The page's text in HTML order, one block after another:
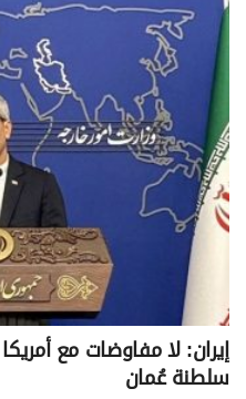
إيران: لا مفاوضات مع
سلطنة عُمان